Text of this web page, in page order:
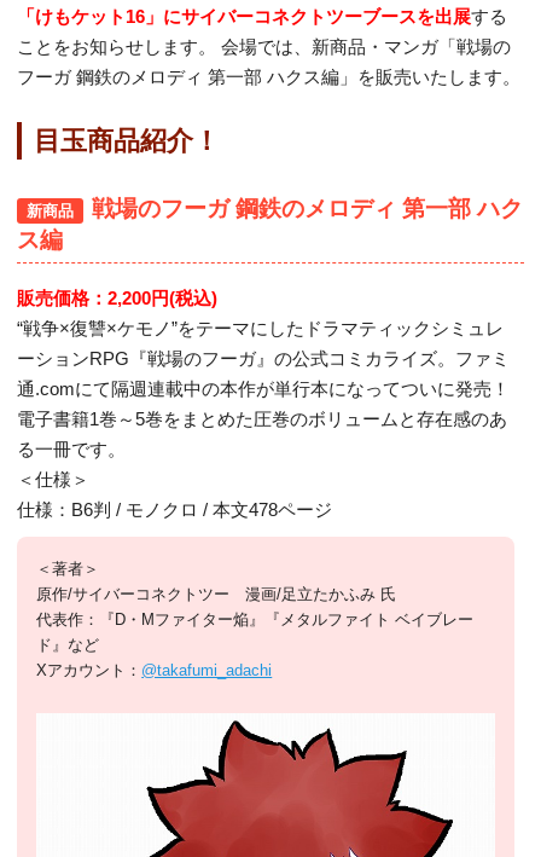
「けもケット16」にサイバーコネクトツーブースを出展する
ことをお知らせします。 会場では、新商品・マンガ「戦場の
フーガ 鋼鉄のメロディ 第一部 ハクス編」を販売いたします。
目玉商品紹介！
新商品
戦場のフーガ 鋼鉄のメロディ 第一部 ハク
ス編
販売価格：2,200円(税込)
“戦争×復讐×ケモノ”をテーマにしたドラマティックシミュレ
ーションRPG『戦場のフーガ』の公式コミカライズ。ファミ
通.comにて隔週連載中の本作が単行本になってついに発売！
電子書籍1巻～5巻をまとめた圧巻のボリュームと存在感のあ
る一冊です。
＜仕様＞
仕様：B6判 / モノクロ / 本文478ページ
＜著者＞
原作/サイバーコネクトツー 漫画/足立たかふみ 氏
代表作：『D・Mファイター焔』『メタルファイト ベイブレー
ド』など
Xアカウント： @takafumi_adachi